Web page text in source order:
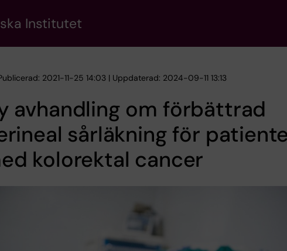
Institutet
2021-11-25 14:03 | Uppdaterad: 2024-09-11 13:13
avhandling om förbättrad
sårläkning för
kolorektal cancer